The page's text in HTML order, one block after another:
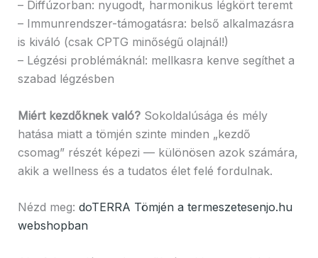
– Diffúzorban: nyugodt, harmonikus légkört teremt
– Immunrendszer-támogatásra: belső alkalmazásra
is kiváló (csak CPTG minőségű olajnál!)
– Légzési problémáknál: mellkasra kenve segíthet a
szabad légzésben
Miért kezdőknek való?Sokoldalúsága és mély
hatása miatt a tömjén szinte minden „kezdő
csomag” részét képezi — különösen azok számára,
akik a wellness és a tudatos élet felé fordulnak.
Nézd meg: doTERRA Tömjén a termeszetesenjo.hu
webshopban